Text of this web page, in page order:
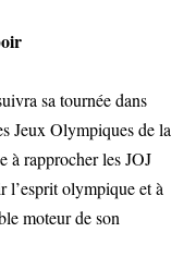
sa tournée dans
Jeux Olympiques de la
à rapprocher les JOJ
l’esprit olympique et à
moteur de son